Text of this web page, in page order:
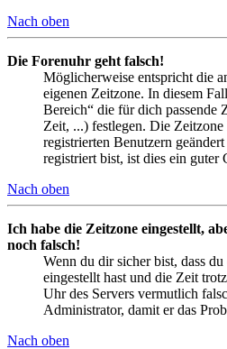
Nach oben
Die Forenuhr geht falsch!
Möglicherweise entspricht die
eigenen Zeitzone. In diesem
Bereich“ die für dich passende
Zeit, ...) festlegen. Die
registrierten Benutzern
registriert bist, ist dies ein guter
Nach oben
Ich habe die Zeitzone eingestellt,
noch falsch!
Wenn du dir sicher bist, dass
eingestellt hast und die Zeit
Uhr des Servers vermutlich
Administrator, damit er das
Nach oben